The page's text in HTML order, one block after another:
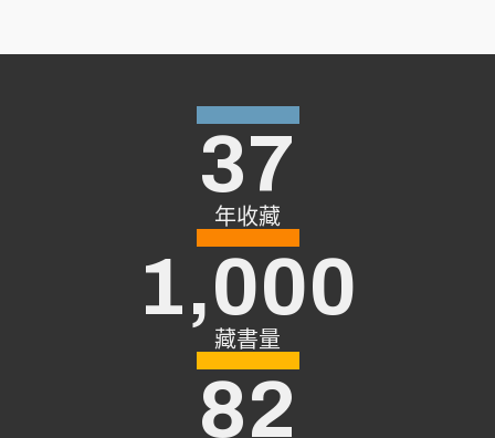
開悟的層次
一個夢
「觀心銘」講錄
「默照銘」講錄
無得失心
禪定・禪・神秘主義中
年收藏
37
藏書量
1,000
82